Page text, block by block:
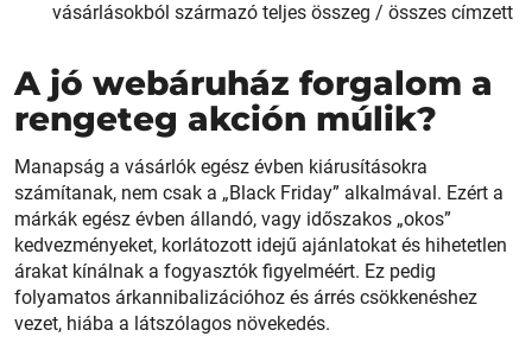
vásárlásokból származó teljes összeg / összes címzett
A jó webáruház forgalom a
rengeteg akción múlik?
Manapság a vásárlók egész évben kiárusításokra
számítanak, nem csak a „Black Friday” alkalmával. Ezért a
márkák egész évben állandó, vagy időszakos „okos”
kedvezményeket, korlátozott idejű ajánlatokat és hihetetlen
árakat kínálnak a fogyasztók figyelméért. Ez pedig
folyamatos árkannibalizációhoz és árrés csökkenéshez
vezet, hiába a látszólagos növekedés.